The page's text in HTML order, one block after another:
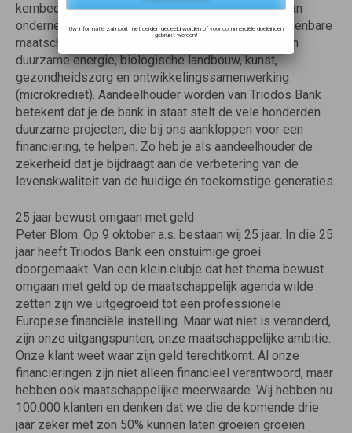
kernbedrijf. Wij verstrekken alleen financieringen aan
ondernemingen en projecten met een duidelijk herkenbare
maatschappelijke meerwaarde zoals in de sectoren
duurzame energie, biologische landbouw, kunst,
gezondheidszorg en ontwikkelingssamenwerking
(microkrediet). Aandeelhouder worden van Triodos Bank
betekent dat je de bank in staat stelt de vele honderden
duurzame projecten, die bij ons aankloppen voor een
financiering, te helpen. Zo heb je als aandeelhouder de
zekerheid dat je bijdraagt aan de verbetering van de
levenskwaliteit van de huidige én toekomstige generaties.
25 jaar bewust omgaan met geld
Peter Blom: Op 9 oktober a.s. bestaan wij 25 jaar. In die 25
jaar heeft Triodos Bank een onstuimige groei
doorgemaakt. Van een klein clubje dat het thema bewust
omgaan met geld op de maatschappelijk agenda wilde
zetten zijn we uitgegroeid tot een professionele
Europese financiële instelling. Maar wat niet is veranderd,
zijn onze uitgangspunten, onze maatschappelijke ambitie.
Onze klant weet waar zijn geld terechtkomt. Al onze
financieringen zijn niet alleen financieel verantwoord, maar
hebben ook maatschappelijke meerwaarde. Wij hebben nu
100.000 klanten en denken dat we die de komende drie
jaar zeker met zon 50% kunnen laten groeien groeien.
Uw informatie zal nooit met derden gedeeld worden of voor commerciële doeleinden
gebruikt worden!